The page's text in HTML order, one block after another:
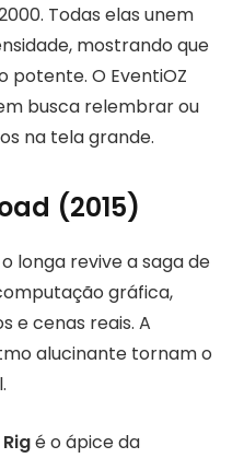
Todas elas unem
mostrando que
potente. O EventiOZ
busca relembrar ou
na tela grande.
(2015)
longa revive a saga de
gráfica,
e cenas reais. A
alucinante tornam o
é o ápice da